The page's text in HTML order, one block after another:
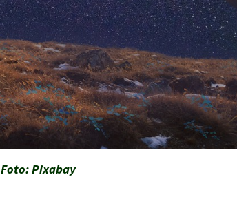
Foto: Pixabay